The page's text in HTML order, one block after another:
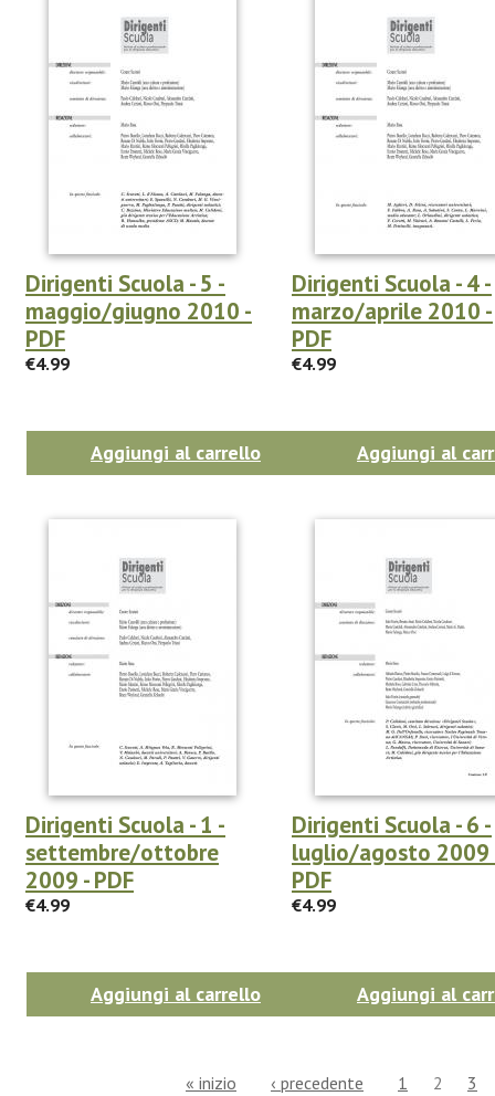
Dirigenti Scuola - 5 -
maggio/giugno 2010 -
PDF
€4.99
Aggiungi al carrello
Dirigenti Scuola - 4 -
marzo/aprile 2010 -
PDF
€4.99
Aggiungi al
Dirigenti Scuola - 1 -
settembre/ottobre
2009 - PDF
€4.99
Aggiungi al carrello
Dirigenti Scuola - 6 -
luglio/agosto 2009
PDF
€4.99
Aggiungi al
« inizio ‹ precedente 1 2 3